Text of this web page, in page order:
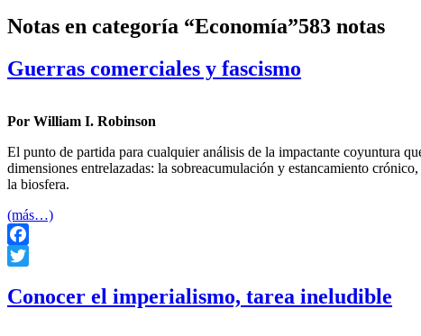
Notas en categoría “Economía”583 notas
Guerras comerciales y fascismo
Por William I. Robinson
El punto de partida para cualquier análisis de la impactante coyuntura
dimensiones entrelazadas: la sobreacumulación y estancamiento
la biosfera.
(más…)
Facebook
Conocer el imperialismo, tarea ineludible